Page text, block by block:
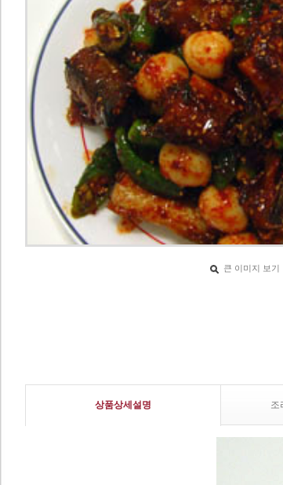
큰 이미지 보기
상품상세설명 조